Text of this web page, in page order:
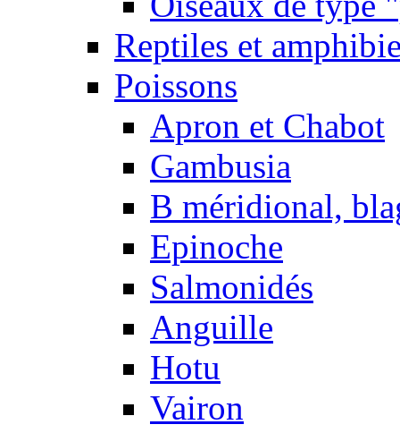
Reptiles et
Poissons
Apron et Chabot
Gambusia
B méridional,
Epinoche
Salmonidés
Anguille
Hotu
Vairon